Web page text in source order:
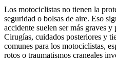
Los motociclistas no tienen la
seguridad o bolsas de aire. Eso
accidente suelen ser más graves y
Cirugías, cuidados posteriores y
comunes para los motociclistas,
rotos o traumatismos craneales